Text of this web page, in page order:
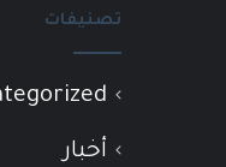
تصنيفات
أخبار